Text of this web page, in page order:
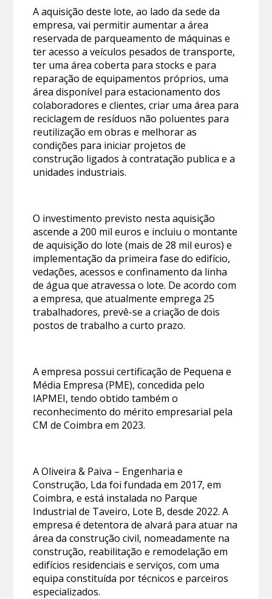
A aquisição deste lote, ao lado da sede da
empresa, vai permitir aumentar a área
reservada de parqueamento de máquinas e
ter acesso a veículos pesados de transporte,
ter uma área coberta para stocks e para
reparação de equipamentos próprios, uma
área disponível para estacionamento dos
colaboradores e clientes, criar uma área para
reciclagem de resíduos não poluentes para
reutilização em obras e melhorar as
condições para iniciar projetos de
construção ligados à contratação publica e a
unidades industriais.
O investimento previsto nesta aquisição
ascende a 200 mil euros e incluiu o montante
de aquisição do lote (mais de 28 mil euros) e
implementação da primeira fase do edifício,
vedações, acessos e confinamento da linha
de água que atravessa o lote. De acordo com
a empresa, que atualmente emprega 25
trabalhadores, prevê-se a criação de dois
postos de trabalho a curto prazo.
A empresa possui certificação de Pequena e
Média Empresa (PME), concedida pelo
IAPMEI, tendo obtido também o
reconhecimento do mérito empresarial pela
CM de Coimbra em 2023.
A Oliveira & Paiva – Engenharia e
Construção, Lda foi fundada em 2017, em
Coimbra, e está instalada no Parque
Industrial de Taveiro, Lote B, desde 2022. A
empresa é detentora de alvará para atuar na
área da construção civil, nomeadamente na
construção, reabilitação e remodelação em
edifícios residenciais e serviços, com uma
equipa constituída por técnicos e parceiros
especializados.